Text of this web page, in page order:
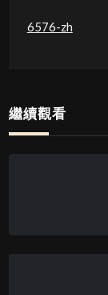
6576-zh
繼續觀看